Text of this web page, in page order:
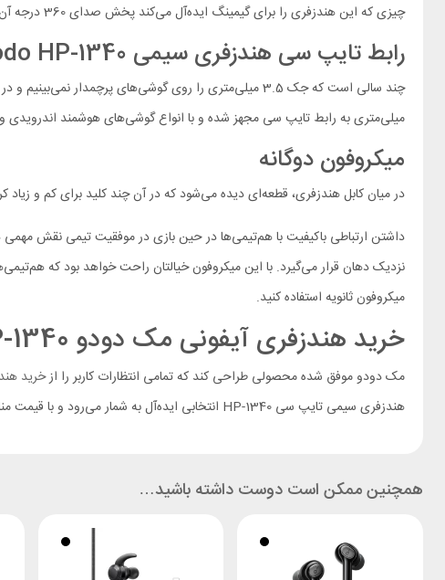
چیزی که این هندزفری را برای گیمینگ ایده‌آل می‌کند پخش صدای 360 درجه آن است. در بازی‌های شوتینگ شما می‌توانید منبع صدا را به لطف همین ویژگی به درستی تشخیص داده و مانند یک گیمر حرفه‌ای واکنش نشان دهید.
رابط تایپ سی هندزفری سیمی Mcdodo HP-1340
میلی‌متری به رابط تایپ سی مجهز شده و با انواع گوشی‌های هوشمند اندرویدی
میکروفون دوگانه
در میان کابل هندزفری، قطعه‌ای دیده می‌شود که در آن چند کلید برای کم و زیاد
داشتن ارتباطی باکیفیت با هم‌تیمی‌ها در حین بازی در موفقیت تیمی نقش
نزدیک دهان قرار می‌گیرد. با این میکروفون خیالتان راحت خواهد بود که
میکروفون ثانویه استفاده کنید.
خرید هندزفری آیفونی مک دودو HP-1340
مک دودو موفق شده محصولی طراحی کند که تمامی انتظارات کاربر را ازخرید
هندزفری سیمی تایپ سی HP-1340 انتخابی ایده‌آل به شمار می‌رود و با قیمت مناسبش، از ارزش خرید بالایی برخوردار است.
همچنین ممکن است دوست داشته باشید…